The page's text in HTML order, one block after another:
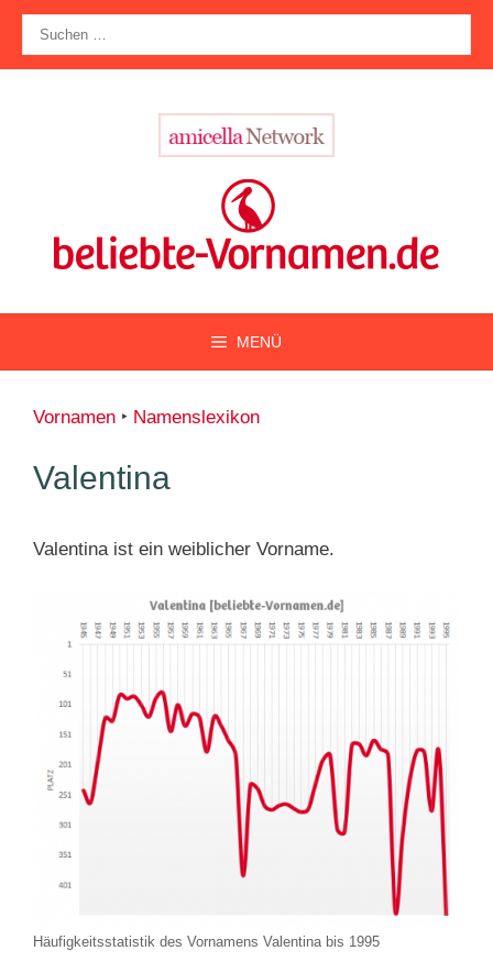
Zum
Inhalt
springen
nach:
MENÜ
Vornamen ‣ Namenslexikon
Valentina
Valentina ist ein weiblicher Vorname.
Häufigkeitsstatistik des Vornamens Valentina bis 1995